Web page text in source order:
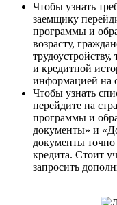
Чтобы узнать
заемщику
программы и
возрасту,
и кредитной
информацией на
Чтобы узнать
перейдите на
программы и
документы» и
документы
кредита. Стоит
запросить